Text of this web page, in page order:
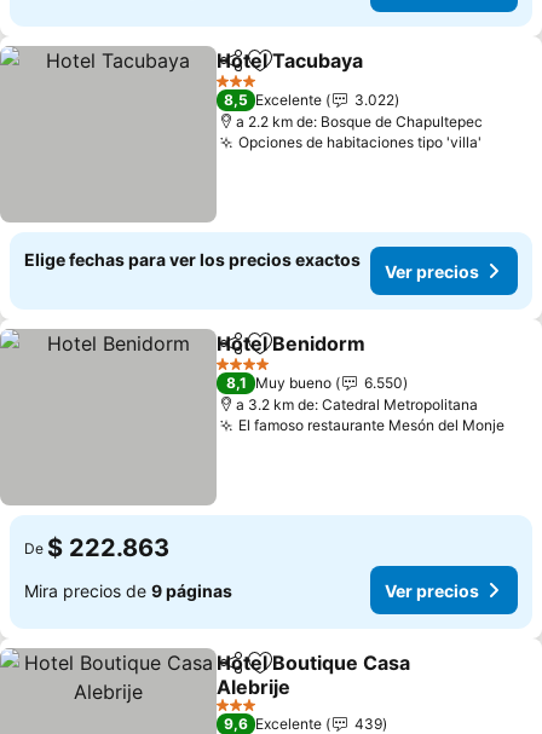
CompartirAgregar a favoritos
Hotel Tacubaya
3 Estrellas
8,5 Excelente
3.022
a 2.2 km de: Bosque de Chapultepec
Opciones de habitaciones tipo 'villa'
Elige fechas para ver los precios exactos
Ver precios
CompartirAgregar a favoritos
Hotel Benidorm
4 Estrellas
8,1 Muy bueno
6.550
a 3.2 km de: Catedral Metropolitana
El famoso restaurante Mesón del MonjeVer
De $ 222.863
Mira precios de 9 páginas Ver precios
CompartirAgregar a favoritos
Hotel Boutique Casa
Alebrije
Ver precios
3 Estrellas
9,6 Excelente
439